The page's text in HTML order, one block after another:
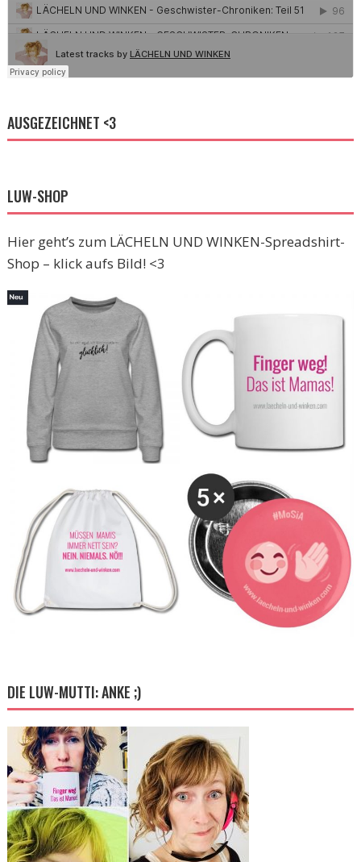
AUSGEZEICHNET <3
LUW-SHOP
Hier geht’s zum LÄCHELN UND WINKEN-Spreadshirt-
Shop – klick aufs Bild! <3
DIE LUW-MUTTI: ANKE ;)